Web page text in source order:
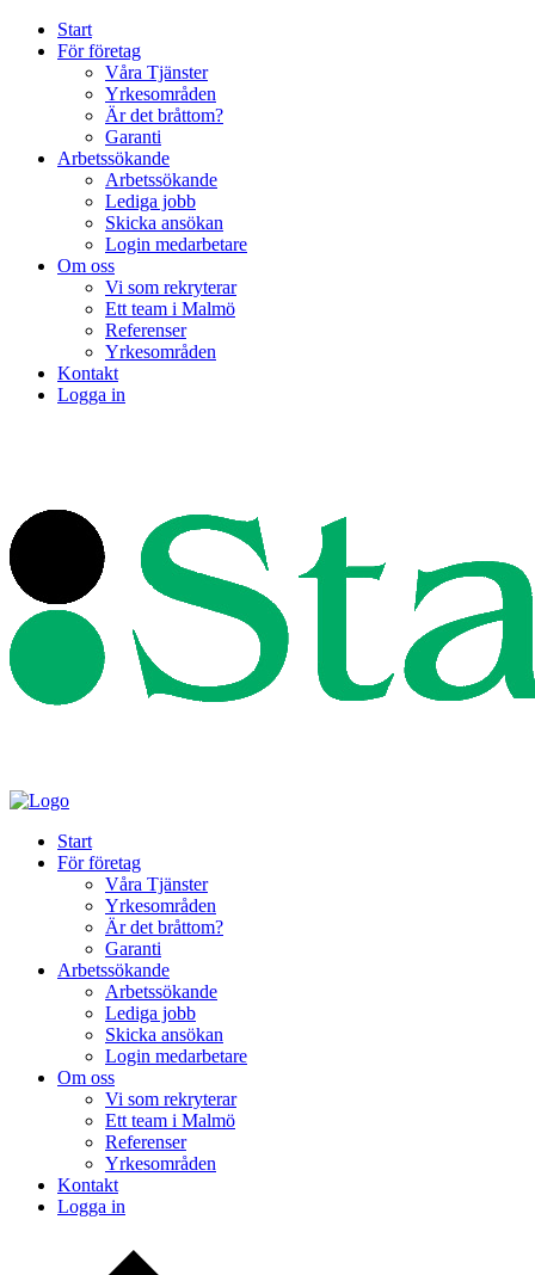
Start
För företag
Våra Tjänster
Yrkesområden
Är det bråttom?
Garanti
Arbetssökande
Arbetssökande
Lediga jobb
Skicka ansökan
Login medarbetare
Om oss
Vi som rekryterar
Ett team i Malmö
Referenser
Yrkesområden
Kontakt
Logga in
Start
För företag
Våra Tjänster
Yrkesområden
Är det bråttom?
Garanti
Arbetssökande
Arbetssökande
Lediga jobb
Skicka ansökan
Login medarbetare
Om oss
Vi som rekryterar
Ett team i Malmö
Referenser
Yrkesområden
Kontakt
Logga in